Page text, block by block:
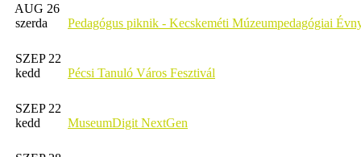
AUG 26
szerda
Pedagógus piknik - Kecskeméti Múzeumpedagógiai
SZEP 22
kedd
Pécsi Tanuló Város Fesztivál
SZEP 22
kedd
MuseumDigit NextGen